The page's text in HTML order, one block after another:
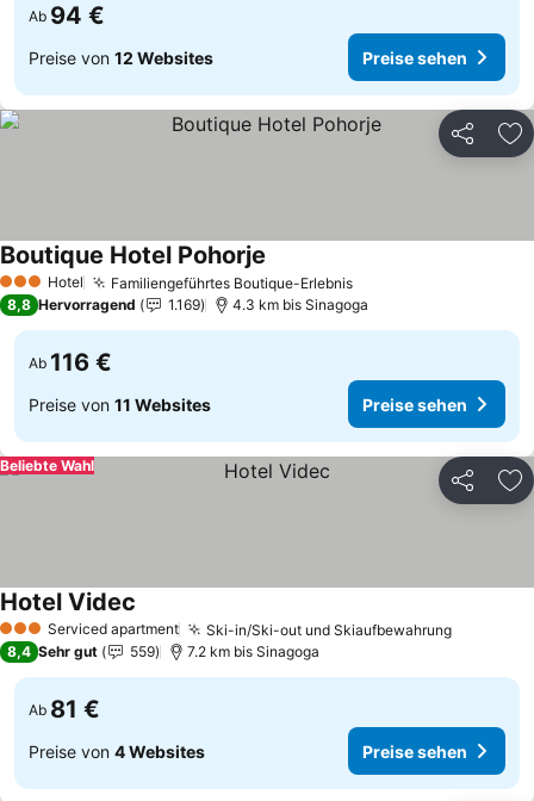
Ab 94 €
Preise von 12 Websites Preise sehen
Teilen
3 SterneHotel Familiengeführtes Boutique-ErlebnisPreise sehen
Boutique Hotel Pohorje
8,8 Hervorragend 1.169 4.3 km bis Sinagoga
Ab 116 €
Preise von 11 Websites Preise sehen
Teilen
Beliebte Wahl
3 SterneServiced apartment Ski-in/Ski-out und SkiaufbewahrungPreise
Hotel Videc
8,4 Sehr gut 559 7.2 km bis Sinagoga
Ab 81 €
Preise von 4 Websites Preise sehen